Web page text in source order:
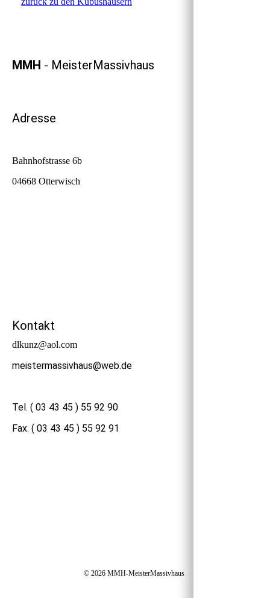
MMH - MeisterMassivhaus
Adresse
Bahnhofstrasse 6b
04668 Otterwisch
Kontakt
dlkunz@aol.com
meistermassivhaus@web.de
Tel. ( 03 43 45 ) 55 92 90
Fax. ( 03 43 45 ) 55 92 91
© 2026 MMH-MeisterMassivhaus